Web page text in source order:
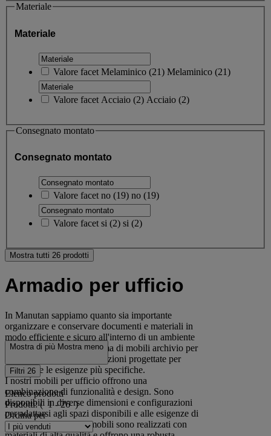
Materiale
Materiale
Valore facet Melaminico (21) Melaminico (21)
Valore facet Acciaio (2) Acciaio (2)
Consegnato montato
Consegnato montato
Valore facet no (19) no (19)
Valore facet si (2) si (2)
Mostra tutti 26 prodotti
Armadio per ufficio
In Manutan sappiamo quanto sia importante
organizzare e conservare documenti e materiali in
modo efficiente e sicuro all'interno di un ambiente
lavorativo. La nostra gamma di mobili archivio per
ufficio include diverse soluzioni progettate per
soddisfare le esigenze più specifiche.
I nostri mobili per ufficio offrono una
combinazione di funzionalità e design. Sono
disponibili in diverse dimensioni e configurazioni
per adattarsi agli spazi disponibili e alle esigenze di
archiviazione. I nostri mobili sono realizzati con
Mostra di più Mostra meno
Filtri 26
Elenco prodotti
Prodotti:( 1 - 26 )
Ordina per